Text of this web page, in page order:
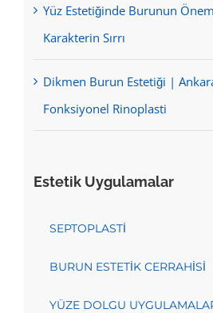
Yüz Estetiğinde Burunun
Karakterin Sırrı
Dikmen Burun Estetiği |
Fonksiyonel Rinoplasti
Estetik Uygulamalar
SEPTOPLASTİ
BURUN ESTETİK CERRAHİSİ
YÜZE DOLGU